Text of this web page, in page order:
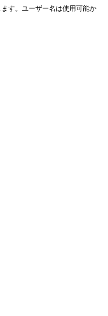
す。ユーザー名は使用可能か